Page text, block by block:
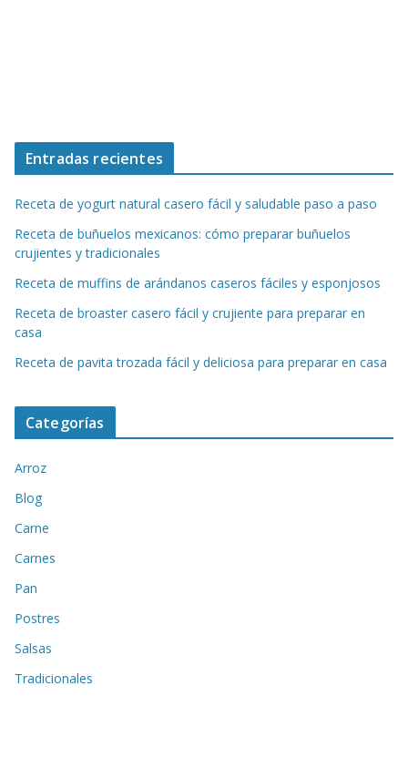
Entradas recientes
Receta de yogurt natural casero fácil y saludable paso a paso
Receta de buñuelos mexicanos: cómo preparar buñuelos
crujientes y tradicionales
Receta de muffins de arándanos caseros fáciles y esponjosos
Receta de broaster casero fácil y crujiente para preparar en
casa
Receta de pavita trozada fácil y deliciosa para preparar en casa
Categorías
Arroz
Blog
Carne
Carnes
Pan
Postres
Salsas
Tradicionales